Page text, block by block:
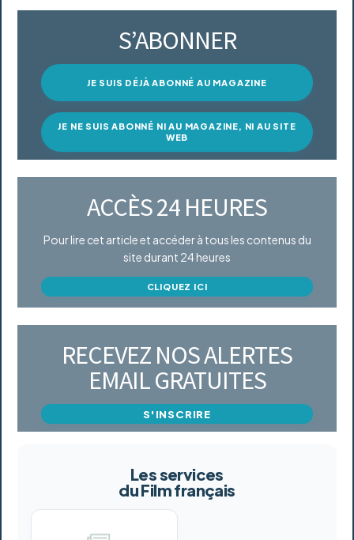
S’ABONNER
JE SUIS DÉJÀ ABONNÉ AU MAGAZINE
JE NE SUIS ABONNÉ NI AU MAGAZINE, NI AU SITE
WEB
ACCÈS 24 HEURES
Pour lire cet article et accéder à tous les contenus du
site durant 24 heures
CLIQUEZ ICI
RECEVEZ NOS ALERTES
EMAIL GRATUITES
S'INSCRIRE
Les services
du Film français